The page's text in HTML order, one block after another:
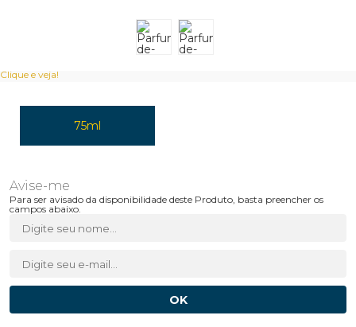
Clique e veja!
75ml
Para ser avisado da disponibilidade deste Produto, basta preencher os
campos abaixo.